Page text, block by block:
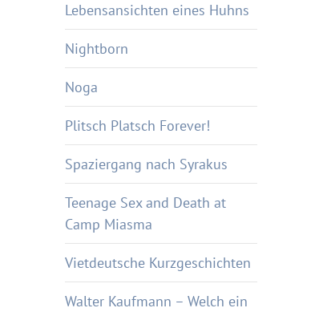
Lebensansichten eines Huhns
Nightborn
Noga
Plitsch Platsch Forever!
Spaziergang nach Syrakus
Teenage Sex and Death at
Camp Miasma
Vietdeutsche Kurzgeschichten
Walter Kaufmann – Welch ein